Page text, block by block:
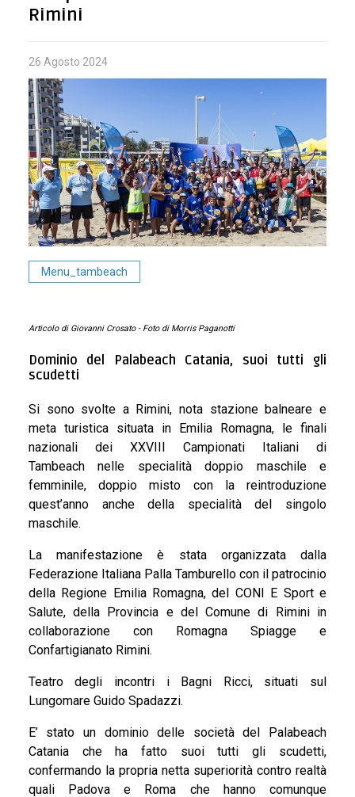
FEDERAZIONE INTERNAZIONALE
TECNICI
ARBITRI
COMITATI
DISCIPLINE
INDOOR
TAMBEACH
NEWS
DOCUMENTI
GIUSTIZIA SPORTIVA
COMMISSIONE TECNICA
Rimini
26 Agosto 2024
Menu_tambeach
Articolo di Giovanni Crosato - Foto di Morris Paganotti
Dominio del Palabeach Catania, suoi tutti gli
scudetti
Si sono svolte a Rimini, nota stazione balneare e
meta turistica situata in Emilia Romagna, le finali
nazionali dei XXVIII Campionati Italiani di
Tambeach nelle specialità doppio maschile e
femminile, doppio misto con la reintroduzione
quest’anno anche della specialità del singolo
maschile.
La manifestazione è stata organizzata dalla
Federazione Italiana Palla Tamburello con il patrocinio
della Regione Emilia Romagna, del CONI E Sport e
Salute, della Provincia e del Comune di Rimini in
collaborazione con Romagna Spiagge e
Confartigianato Rimini.
Teatro degli incontri i Bagni Ricci, situati sul
Lungomare Guido Spadazzi.
E’ stato un dominio delle società del Palabeach
Catania che ha fatto suoi tutti gli scudetti,
confermando la propria netta superiorità contro realtà
quali Padova e Roma che hanno comunque